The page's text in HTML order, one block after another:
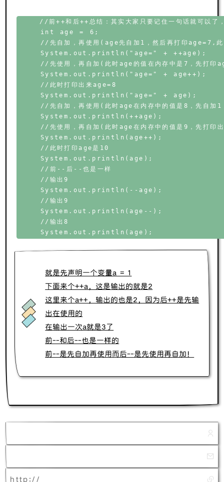
//前++和后++总结：其实大家只要记住一句话就可以了
    int age = 6;
//先自加，再使用(age先自加1，然后再打印age=7,
    System.out.println("age=" + ++age);
//先使用，再自加(此时age的值在内存中是7，先打印
    System.out.println("age=" + age++);
    //此时打印出来age=8
    System.out.println("age=" + age);
//先自加，再使用(此时age在内存中的值是8，先自加1
    System.out.println(++age);
//先使用，再自加(此时age在内存中的值是9，先打印
    System.out.println(age++);
    //此时打印age是10
    System.out.println(age);
    //前--后--也是一样
    //输出9
    System.out.println(--age);
    //输出9
    System.out.println(age--);
    //输出8
就是先声明一个变量a = 1
下面来个++a，这是输出的就是2
这里来个a++，输出的也是2，因为后++是先输
出在使用的
在输出一次a就是3了
前--和后--也是一样的
前--是先自加再使用而后--是先使用再自加！